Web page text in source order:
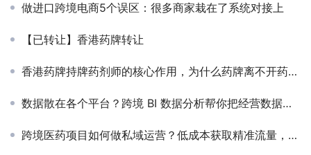
做进口跨境电商5个误区：很多商家栽在了系统对接上
【已转让】香港药牌转让
香港药牌持牌药剂师的核心作用，为什么药牌离不开药剂师
数据散在各个平台？跨境 BI 数据分析帮你把经营数据变增长动力
跨境医药项目如何做私域运营？低成本获取精准流量，提升转化